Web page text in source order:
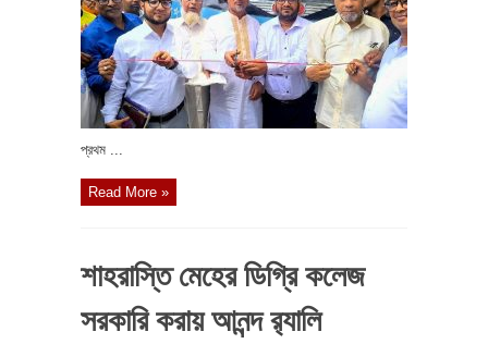
প্রথম ...
Read More »
শাহরাস্তি মেহের ডিগ্রি কলেজ
সরকারি করায় আনন্দ র‍্যালি